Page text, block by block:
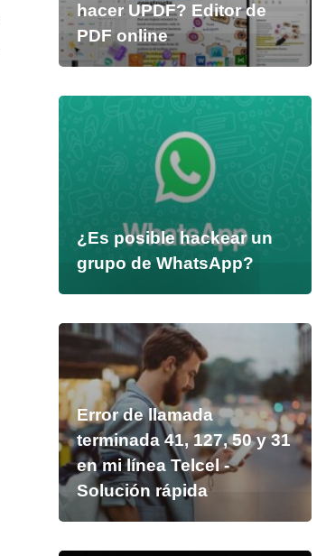
hacer UPDF? Editor de
PDF online
¿Es posible hackear un
grupo de WhatsApp?
Error de llamada
terminada 41, 127, 50 y 31
en mi línea Telcel -
Solución rápida